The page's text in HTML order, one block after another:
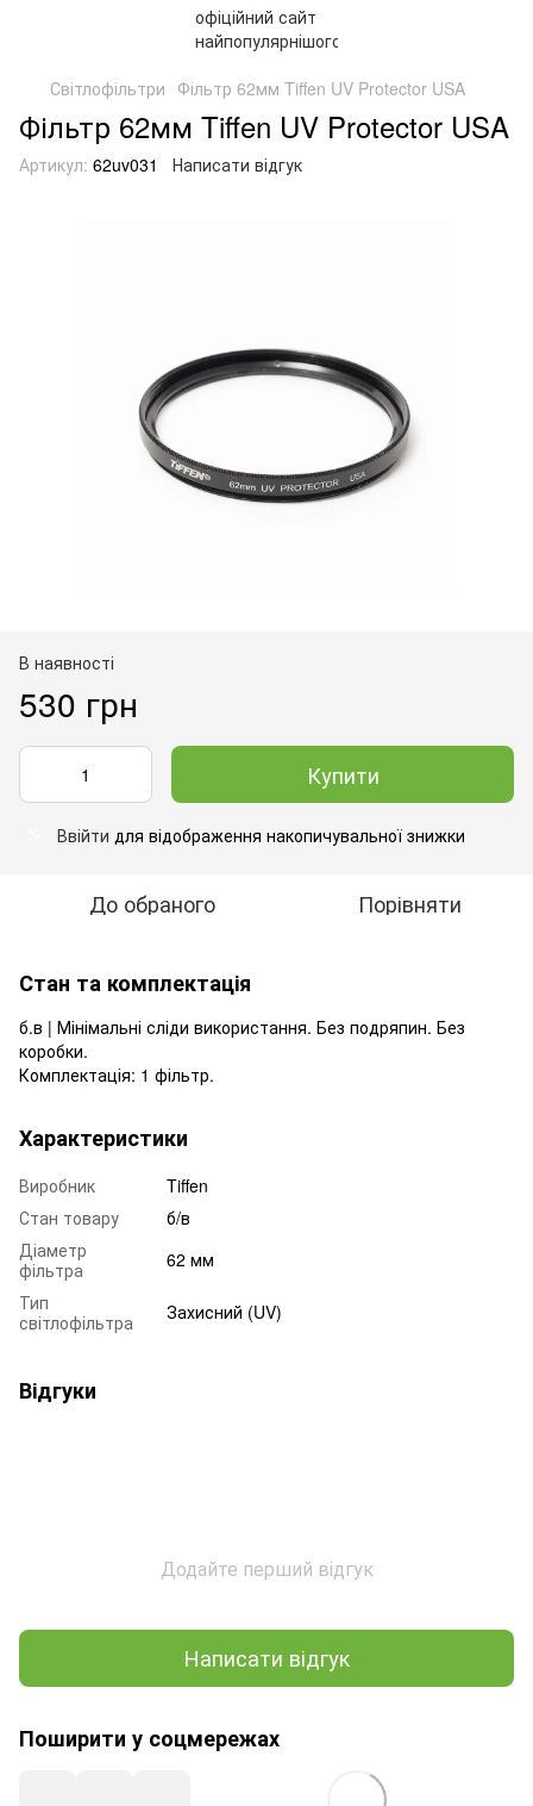
Світлофільтри Фільтр 62мм Tiffen UV Protector USA
Фільтр 62мм Tiffen UV Protector USA
Артикул: 62uv031 Написати відгук
В наявності
530 грн
Купити
Ввійти для відображення накопичувальної знижки
До обраного Порівняти
Стан та комплектація
б.в | Мінімальні сліди використання. Без подряпин. Без
коробки.
Комплектація: 1 фільтр.
Характеристики
Виробник
Tiffen
Стан товару
б/в
Діаметр
фільтра
62 мм
Тип
світлофільтра
Захисний (UV)
Відгуки
Додайте перший відгук
Написати відгук
Поширити у соцмережах